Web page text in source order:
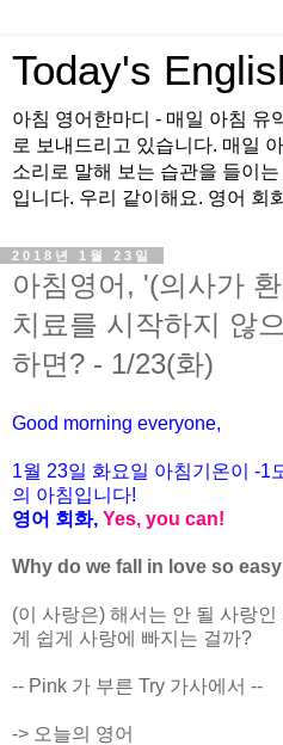
Today's
아침 영어한마디 - 매일 아침 유
로 보내드리고 있습니다. 매일
소리로 말해 보는 습관을 들이
입니다. 우리 같이해요. 영어 회
2018년 1월 23일
아침영어, '(의사가
치료를 시작하지 않
하면? - 1/23(화)
Good morning everyone,
1월 23일 화요일 아침기온이 -1
의 아침입니다!
영어 회화, Yes, you can!
Why do we fall in love so easy
(이 사랑은) 해서는 안 될 사랑
게 쉽게 사랑에 빠지는 걸까?
-- Pink 가 부른 Try 가사에서 --
-> 오늘의 영어